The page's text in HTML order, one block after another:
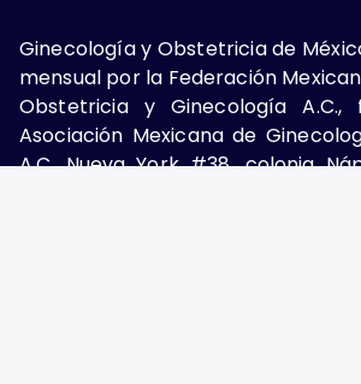
Ginecología y Obstetricia de
mensual por la Federación
Obstetricia y Ginecología
Asociación Mexicana de
A.C. Nueva York #38, colonia